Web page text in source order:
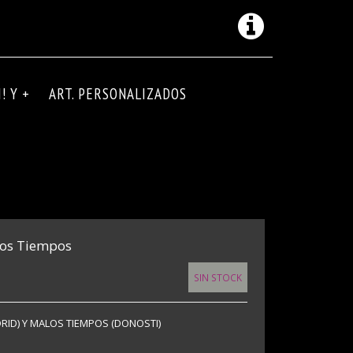
Y + ART. PERSONALIZADOS
Tiempos
SIN STOCK
Y MALOS TIEMPOS (DONOSTI)